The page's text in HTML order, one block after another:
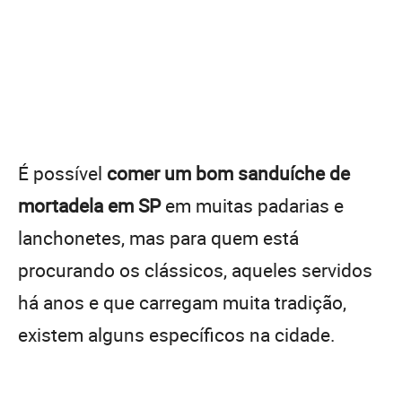
É possível comer um bom sanduíche de
mortadela em SPem muitas padarias e
lanchonetes, mas para quem está
procurando os clássicos, aqueles servidos
há anos e que carregam muita tradição,
existem alguns específicos na cidade.